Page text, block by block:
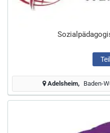
Adelsheim Baden-